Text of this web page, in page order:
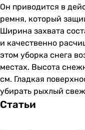
Он приводится в
ремня, который
Ширина захвата
и качественно
этом уборка снега
местах. Высота
см. Гладкая
убирать рыхлый
Статьи